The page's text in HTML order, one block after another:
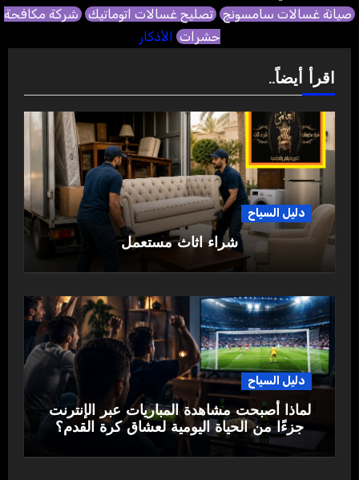
صيانة غسالات سامسونج تصليح غسالات اتوماتيك شركة مكافحة
حشرات الأذكار
اقرأ أيضاً..
دليل السياح
شراء اثاث مستعمل
دليل السياح
لماذا أصبحت مشاهدة المباريات عبر الإنترنت
جزءًا من الحياة اليومية لعشاق كرة القدم؟